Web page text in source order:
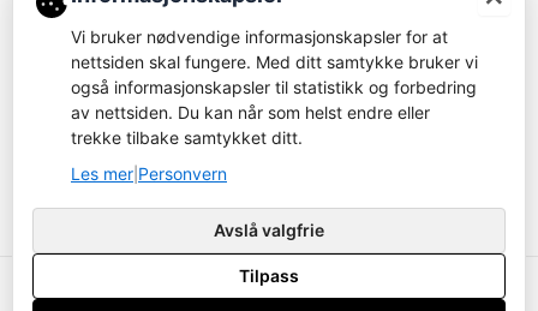
Forbruksvare
07295 – erstattet 07325 -
Glasstape for
BU/SU/SAQ/SX
Logg inn for å bestille
Les mer
Nidek Pliable cup
Logg inn for å bestille
Les mer
Vi bruker nødvendige informasjonskapsler for at
nettsiden skal fungere. Med ditt samtykke bruker vi
også informasjonskapsler til statistikk og forbedring
av nettsiden. Du kan når som helst endre eller
trekke tilbake samtykket ditt.
Les mer Personvern
Avslå valgfrie
Tilpass